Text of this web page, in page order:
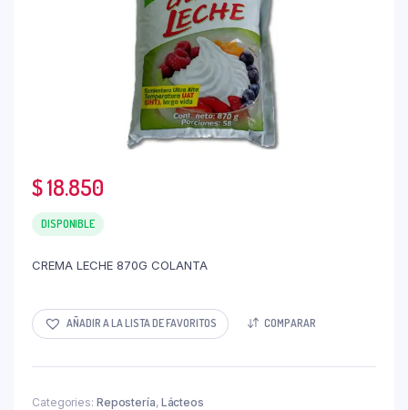
$18.850
DISPONIBLE
CREMA LECHE 870G COLANTA
AÑADIR A LA LISTA DE FAVORITOS COMPARAR
Categories: Repostería, Lácteos